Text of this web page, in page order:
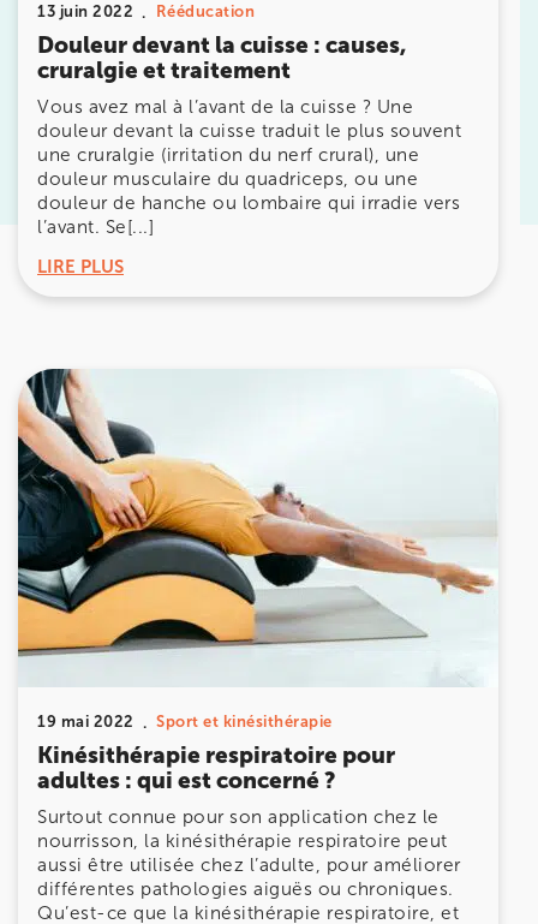
13 juin 2022 Rééducation
Douleur devant la cuisse : causes,
cruralgie et traitement
Vous avez mal à l’avant de la cuisse ? Une
douleur devant la cuisse traduit le plus souvent
une cruralgie (irritation du nerf crural), une
douleur musculaire du quadriceps, ou une
douleur de hanche ou lombaire qui irradie vers
l’avant. Se[...]
LIRE PLUS
19 mai 2022 Sport et kinésithérapie
Kinésithérapie respiratoire pour
adultes : qui est concerné ?
Surtout connue pour son application chez le
nourrisson, la kinésithérapie respiratoire peut
aussi être utilisée chez l’adulte, pour améliorer
différentes pathologies aiguës ou chroniques.
Qu’est-ce que la kinésithérapie respiratoire, et
Prenez RDV sur
Prenez RDV sur
KOSS PARIS 8
74 Bd Haussmann 75008 Paris
IK MORANGIS
85 Av. de Balzac 91420 Morangis
85 Av. de Balzac 91420 Morangis
01 64 48 35 84
Prenez RDV sur
Prenez RDV sur
8 Rue de Paris 92190 Meudon
8 Rue de Paris 92190 Meudon
01 40 95 01 09
Prenez RDV sur
Prenez RDV sur